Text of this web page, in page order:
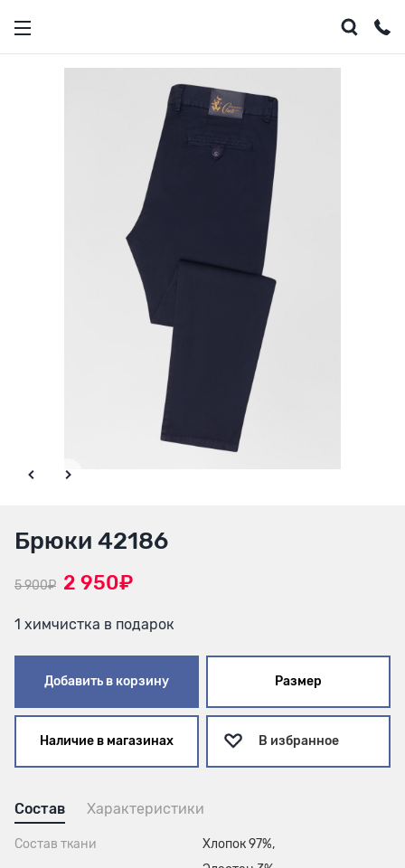
Брюки 42186
5 900₽ 2 950₽
1 химчистка в подарок
Добавить в корзину Размер
Наличие в магазинах В избранное
Состав Характеристики
Состав ткани
Хлопок 97%,